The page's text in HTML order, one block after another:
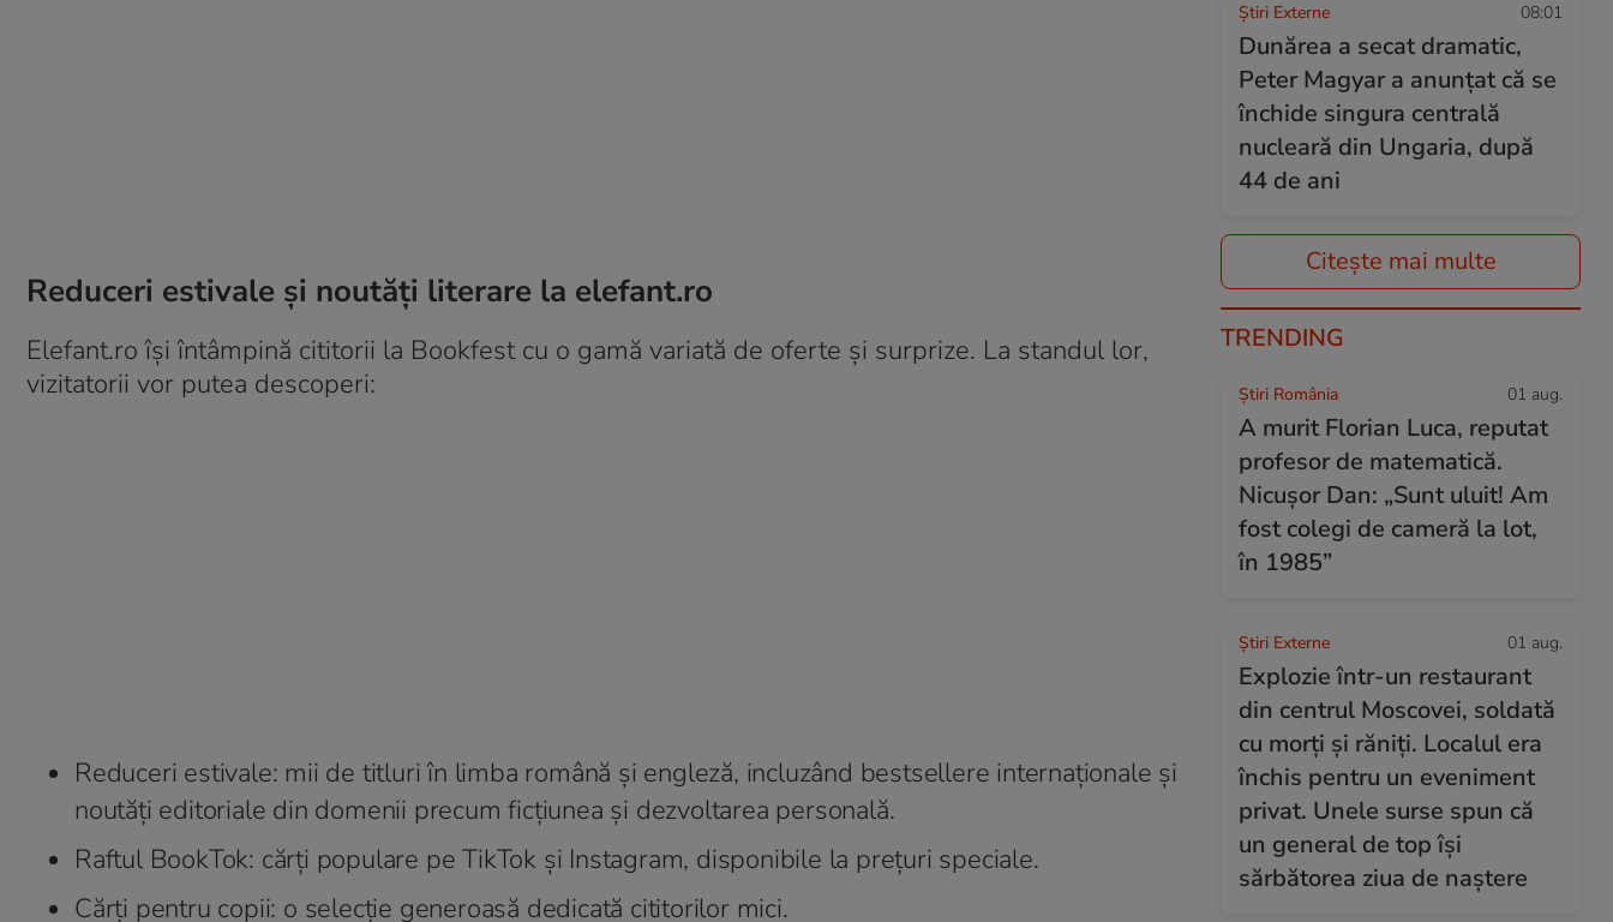
Reduceri estivale şi noutăţi literare la elefant.ro
Elefant.ro îşi întâmpină cititorii la Bookfest cu o gamă variată de oferte şi surprize. La standul lor,
vizitatorii vor putea descoperi:
Reduceri estivale: mii de titluri în limba română şi engleză, incluzând bestsellere internaţionale şi
noutăţi editoriale din domenii precum ficţiunea şi dezvoltarea personală.
Raftul BookTok: cărţi populare pe TikTok şi Instagram, disponibile la preţuri speciale.
Cărţi pentru copii: o selecţie generoasă dedicată cititorilor mici.
Știri Externe 08:01
Dunărea a secat dramatic,
Peter Magyar a anunțat că se
închide singura centrală
nucleară din Ungaria, după
44 de ani
Citește mai multe
TRENDING
Știri România 01 aug.
A murit Florian Luca, reputat
profesor de matematică.
Nicușor Dan: „Sunt uluit! Am
fost colegi de cameră la lot,
în 1985”
Știri Externe 01 aug.
Explozie într-un restaurant
din centrul Moscovei, soldată
cu morți și răniți. Localul era
închis pentru un eveniment
privat. Unele surse spun că
un general de top își
sărbătorea ziua de naștere